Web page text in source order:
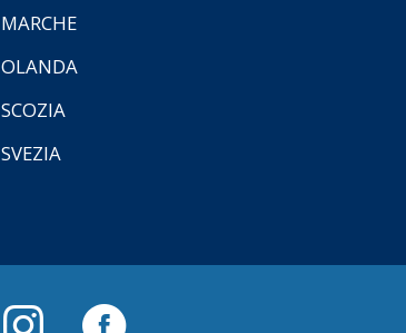
MARCHE
OLANDA
SCOZIA
SVEZIA